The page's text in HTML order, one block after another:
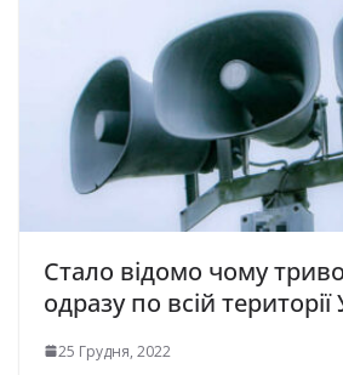
Стало відомо чому
одразу по всій
25 Грудня, 2022